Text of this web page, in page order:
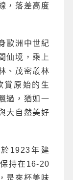
，落差高度
歐洲中世紀
仙境，乘上
、茂密叢林
賞原始的生
過，猶如一
大自然美好
1923年建
持在16-20
是來杯美味